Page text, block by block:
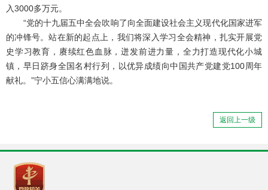
入3000多万元。
“党的十九届五中全会吹响了向全面建设社会主义现代化国家进军
的冲锋号。站在新的起点上，我们将深入学习全会精神，扎实开展党
史学习教育，赓续红色血脉，迸发前进力量，全力打造现代化小城
镇，早日跻身全国名村行列，以优异成绩向中国共产党建党100周年
献礼。”宁小五信心满满地说。
返回上一级